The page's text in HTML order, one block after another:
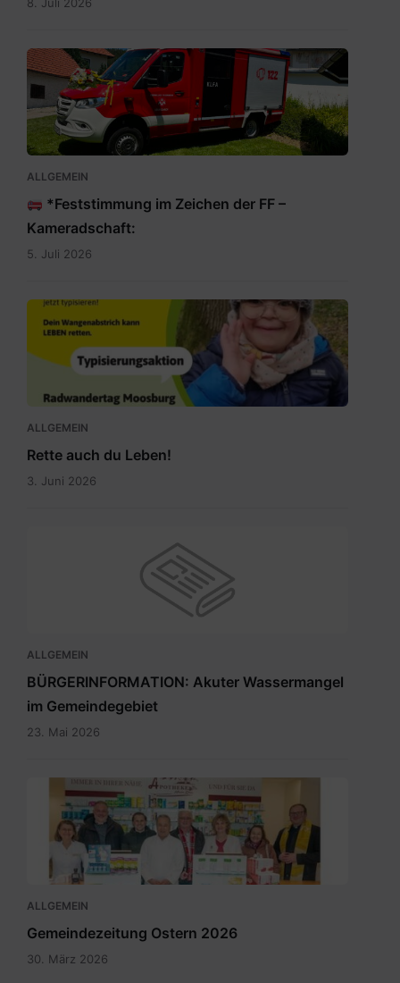
8. Juli 2026
IMG-
20260705-
WA0009.jpg
ALLGEMEIN
*Feststimmung im Zeichen der FF –
Kameradschaft:
5. Juli 2026
Rette
auch
du
ALLGEMEIN
Rette auch du Leben!
3. Juni 2026
ALLGEMEIN
BÜRGERINFORMATION: Akuter Wassermangel
im Gemeindegebiet
23. Mai 2026
April
2026_INT.pdf
ALLGEMEIN
Gemeindezeitung Ostern 2026
30. März 2026